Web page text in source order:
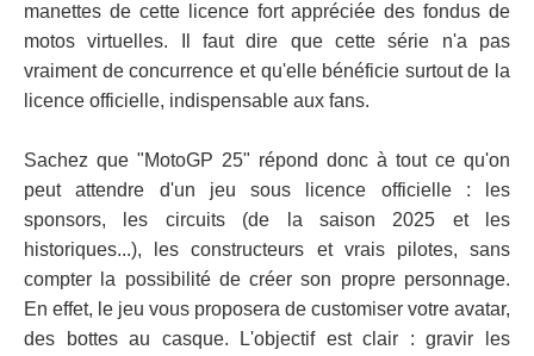
manettes de cette licence fort appréciée des fondus de
motos virtuelles. Il faut dire que cette série n'a pas
vraiment de concurrence et qu'elle bénéficie surtout de la
licence officielle, indispensable aux fans.
Sachez que "MotoGP 25" répond donc à tout ce qu'on
peut attendre d'un jeu sous licence officielle : les
sponsors, les circuits (de la saison 2025 et les
historiques...), les constructeurs et vrais pilotes, sans
compter la possibilité de créer son propre personnage.
En effet, le jeu vous proposera de customiser votre avatar,
des bottes au casque. L'objectif est clair : gravir les